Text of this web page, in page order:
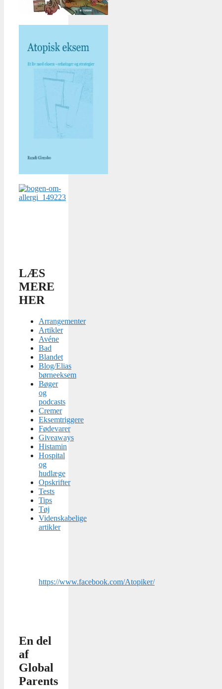
LÆS
MERE
HER
Arrangementer
Artikler
Avéne
Bad
Blandet
Blog/Elias
børneeksem
Bøger
og
podcasts
Cremer
Eksemtriggere
Fødevarer
Giveaways
Histamin
Hospital
og
hudlæge
Opskrifter
Tests
Tips
Tøj
Videnskabelige
artikler
https://www.facebook.com/Atopiker/
En del
af
Global
Parents